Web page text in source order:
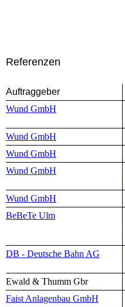
Referenzen
Auftraggeber
Wund GmbH
Wund GmbH
Wund GmbH
Wund GmbH
Wund GmbH
BeBeTe Ulm
DB - Deutsche Bahn AG
Ewald & Thumm Gbr
Faist Anlagenbau GmbH